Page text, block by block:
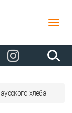
Toggle
хлеба